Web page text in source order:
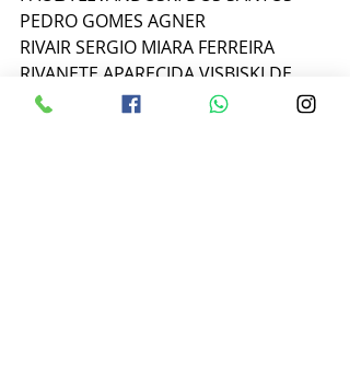
PEDRO GOMES AGNER
RIVAIR SERGIO MIARA FERREIRA
RIVANETE APARECIDA VISBISKI DE
AZEVEDO